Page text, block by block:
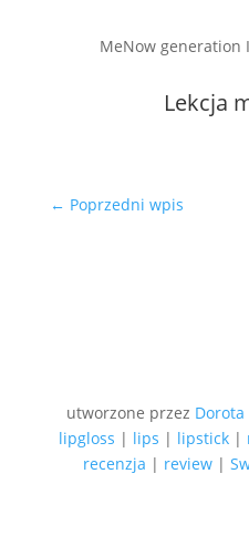
MeNow generation
Lekcja
← Poprzedni wpis
utworzone przez Dorota
lipgloss | lips | lipstick |
recenzja | review |